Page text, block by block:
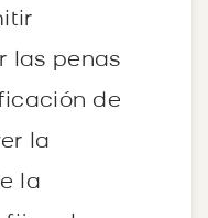
las penas
de
la
la